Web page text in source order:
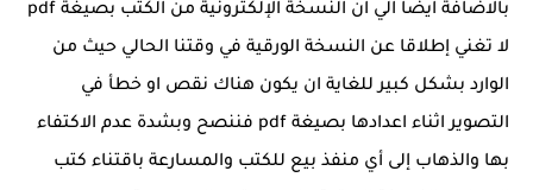
بالاضافة ايضا الي ان النسخة الإلكترونية من الكتب بصيغة pdf
لا تغني إطلاقا عن النسخة الورقية في وقتنا الحالي حيث من
الوارد بشكل كبير للغاية ان يكون هناك نقص او خطأ في
التصوير اثناء اعدادها بصيغة pdf فننصح وبشدة عدم الاكتفاء
بها والذهاب إلى أي منفذ بيع للكتب والمسارعة باقتناء كتب